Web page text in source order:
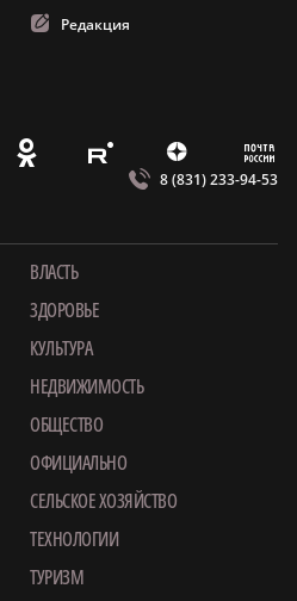
Редакция
O E Z m
8 (831) 233-94-53
ВЛАСТЬ
ЗДОРОВЬЕ
КУЛЬТУРА
НЕДВИЖИМОСТЬ
ОБЩЕСТВО
ОФИЦИАЛЬНО
СЕЛЬСКОЕ ХОЗЯЙСТВО
ТЕХНОЛОГИИ
ТУРИЗМ